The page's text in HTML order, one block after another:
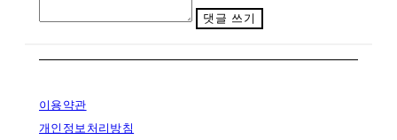
댓글 쓰기
이용약관
개인정보처리방침